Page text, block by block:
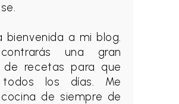
bienvenida a mi blog.
una gran
de recetas para que
todos los días. Me
de siempre de